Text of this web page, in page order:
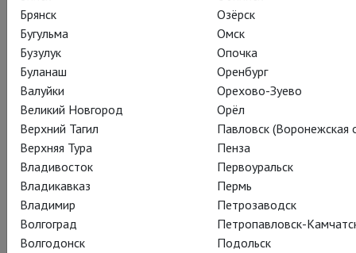
расстаться с досаждающими ей призраками прошлого и
раскрыть сыну глаза на истинную сущность его отца – пока
не выясняется, что Освальду и самому уже приходится
жить с тяжелым наследием былых грехов своего родителя.
Премьера спектакля «Призраки» – завтра, 1 декабря,
в Формула Кино Горизонт.
🏆 Премия Лоуренса Оливье – лучшая женская роль, лучшая
мужская роль второго плана, лучший возобновленный
спектакль
Брянск
Бугульма
Бузулук
Буланаш
Валуйки
Великий Новгород
Верхний Тагил
Верхняя Тура
Владивосток
Владикавказ
Владимир
Волгоград
Волгодонск
Озёрск
Омск
Опочка
Оренбург
Орехово-Зуево
Орёл
Павловск (Воронежская
Пенза
Первоуральск
Пермь
Петрозаводск
Петропавловск-
Подольск